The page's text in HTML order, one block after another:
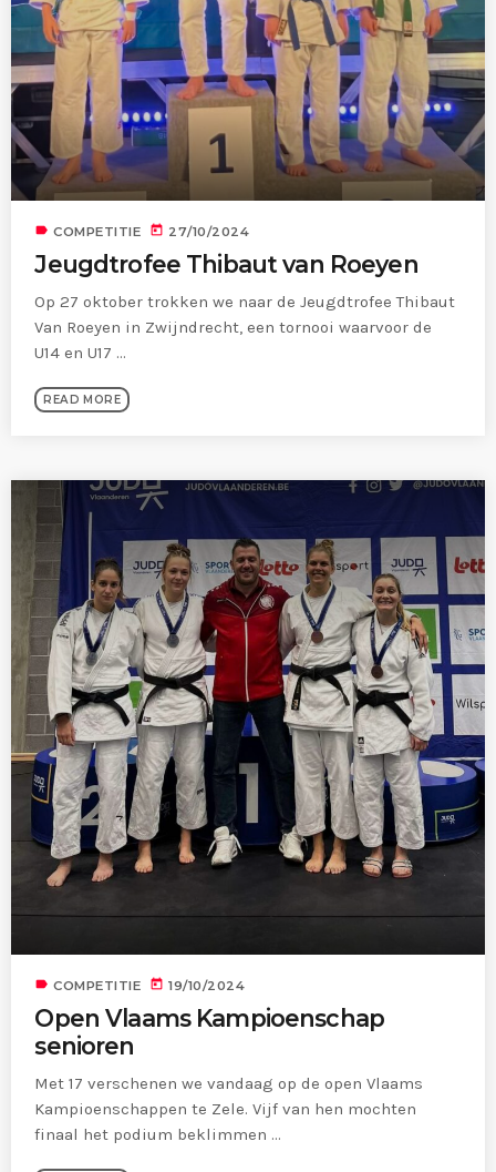
label COMPETITIE today 27/10/2024
Jeugdtrofee Thibaut van Roeyen
Op 27 oktober trokken we naar de Jeugdtrofee Thibaut
Van Roeyen in Zwijndrecht, een tornooi waarvoor de
U14 en U17 ...
READ MORE
label COMPETITIE today 19/10/2024
Open Vlaams Kampioenschap
senioren
Met 17 verschenen we vandaag op de open Vlaams
Kampioenschappen te Zele. Vijf van hen mochten
finaal het podium beklimmen ...